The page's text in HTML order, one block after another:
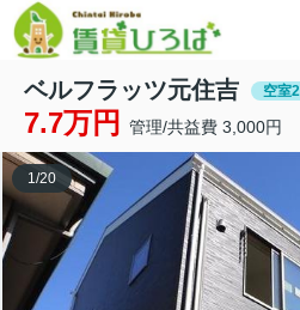
ベルフラッツ元住吉 空室2
7.7万円 管理/共益費 3,000円
1/20